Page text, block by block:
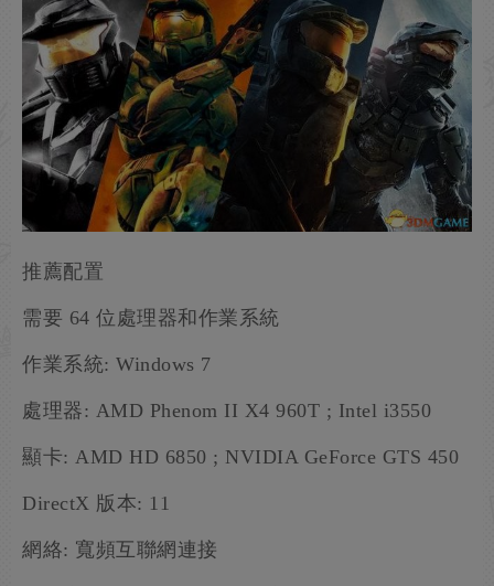
推薦配置
需要 64 位處理器和作業系統
作業系統: Windows 7
處理器: AMD Phenom II X4 960T ; Intel i3550
顯卡: AMD HD 6850 ; NVIDIA GeForce GTS 450
DirectX 版本: 11
網絡: 寬頻互聯網連接